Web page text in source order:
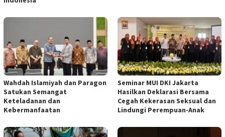
Wahdah Islamiyah dan Paragon
Satukan Semangat
Keteladanan dan
Kebermanfaatan
Seminar MUI DKI Jakarta
Hasilkan Deklarasi Bersama
Cegah Kekerasan Seksual dan
Lindungi Perempuan-Anak